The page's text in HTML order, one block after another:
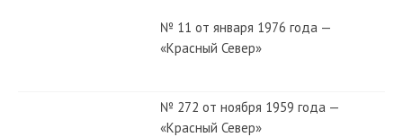
№ 11 от января 1976 года —
«Красный Север»
№ 272 от ноября 1959 года —
«Красный Север»